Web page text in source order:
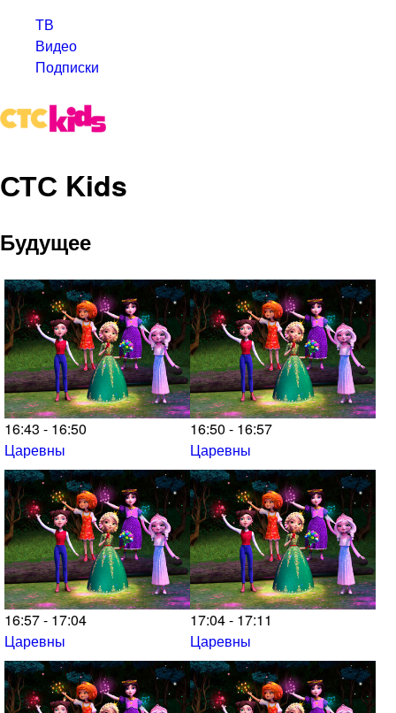
ТВ
Видео
Подписки
СТС Kids
Будущее
16:43 - 16:50
Царевны
16:50 - 16:57
Царевны
16:57 - 17:04
Царевны
17:04 - 17:11
Царевны